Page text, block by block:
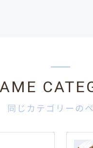
同じカテゴリーの